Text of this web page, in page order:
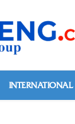
INTERNATIONAL